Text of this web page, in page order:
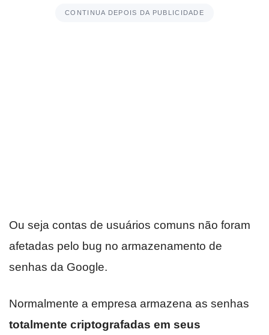
CONTINUA DEPOIS DA PUBLICIDADE
Ou seja contas de usuários comuns não foram
afetadas pelo bug no armazenamento de
senhas da Google.
Normalmente a empresa armazena as senhas
totalmente criptografadas em seus